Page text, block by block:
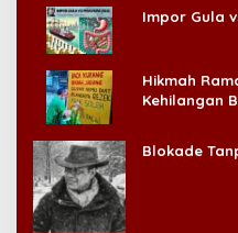
Impor Gula
Hikmah
Kehilangan
Blokade